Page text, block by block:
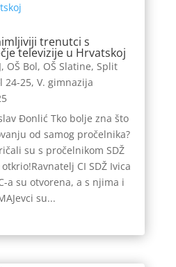
trenutci s
televizije u Hrvatskoj
, OŠ Bol, OŠ Slatine, Split
24-25, V. gimnazija
Đonlić Tko bolje zna što
od samog pročelnika?
su s pročelnikom SDŽ
CI SDŽ Ivica
a su otvorena, a s njima i
su...